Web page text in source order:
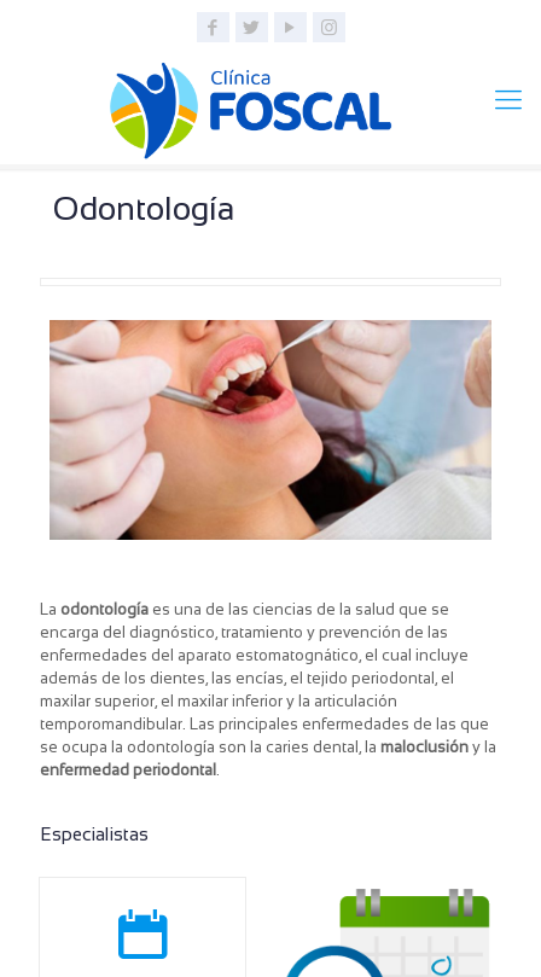
Odontología
La odontología es una de las ciencias de la salud que se
encarga del diagnóstico, tratamiento y prevención de las
enfermedades del aparato estomatognático, el cual incluye
además de los dientes, las encías, el tejido periodontal, el
maxilar superior, el maxilar inferior y la articulación
temporomandibular. Las principales enfermedades de las que
se ocupa la odontología son la caries dental, la maloclusión y la
enfermedad periodontal .
Especialistas